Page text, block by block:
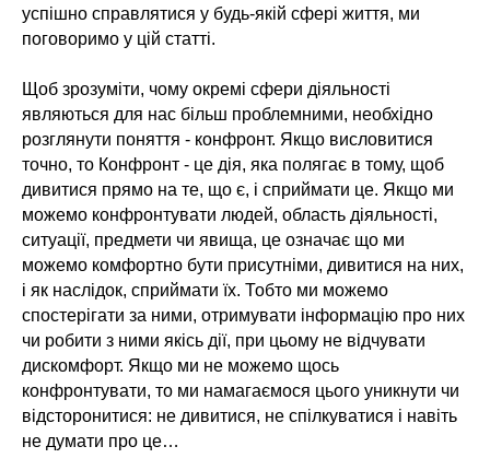
успішно справлятися у будь-якій сфері життя, ми
поговоримо у цій статті.
Щоб зрозуміти, чому окремі сфери діяльності
являються для нас більш проблемними, необхідно
розглянути поняття - конфронт. Якщо висловитися
точно, то Конфронт - це дія, яка полягає в тому, щоб
дивитися прямо на те, що є, і сприймати це. Якщо ми
можемо конфронтувати людей, область діяльності,
ситуації, предмети чи явища, це означає що ми
можемо комфортно бути присутніми, дивитися на них,
і як наслідок, сприймати їх. Тобто ми можемо
спостерігати за ними, отримувати інформацію про них
чи робити з ними якісь дії, при цьому не відчувати
дискомфорт. Якщо ми не можемо щось
конфронтувати, то ми намагаємося цього уникнути чи
відсторонитися: не дивитися, не спілкуватися і навіть
не думати про це…